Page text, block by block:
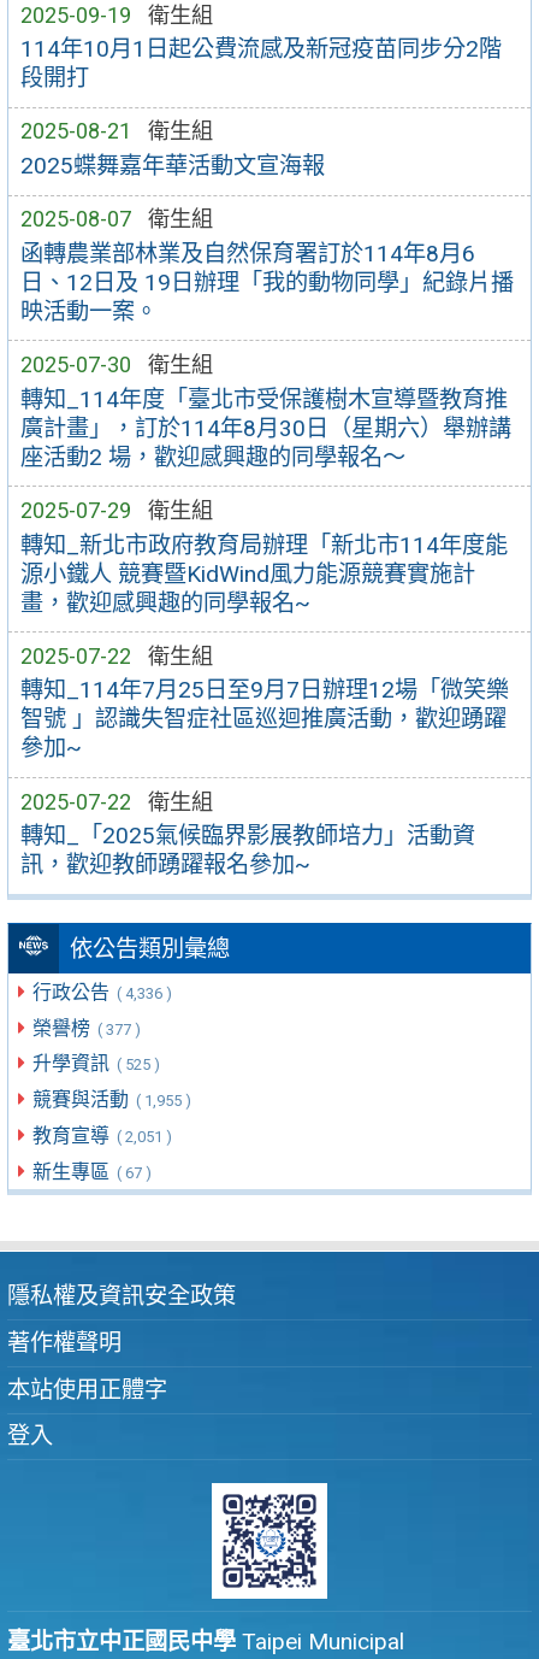
2025-09-19 衛生組
114年10月1日起公費流感及新冠疫苗同步分2階
段開打
2025-08-21 衛生組
2025蝶舞嘉年華活動文宣海報
2025-08-07 衛生組
函轉農業部林業及自然保育署訂於114年8月6
日、12日及 19日辦理「我的動物同學」紀錄片播
映活動一案。
2025-07-30 衛生組
轉知_114年度「臺北市受保護樹木宣導暨教育推
廣計畫」，訂於114年8月30日（星期六）舉辦講
座活動2 場，歡迎感興趣的同學報名～
2025-07-29 衛生組
轉知_新北市政府教育局辦理「新北市114年度能
源小鐵人 競賽暨KidWind風力能源競賽實施計
畫，歡迎感興趣的同學報名~
2025-07-22 衛生組
轉知_114年7月25日至9月7日辦理12場「微笑樂
智號 」認識失智症社區巡迴推廣活動，歡迎踴躍
參加~
2025-07-22 衛生組
轉知_「2025氣候臨界影展教師培力」活動資
訊，歡迎教師踴躍報名參加~
依公告類別彙總
行政公告 ( 4,336 )
榮譽榜 ( 377 )
升學資訊 ( 525 )
競賽與活動 ( 1,955 )
教育宣導 ( 2,051 )
新生專區 ( 67 )
隱私權及資訊安全政策
著作權聲明
本站使用正體字
登入
臺北市立中正國民中學 Taipei Municipal